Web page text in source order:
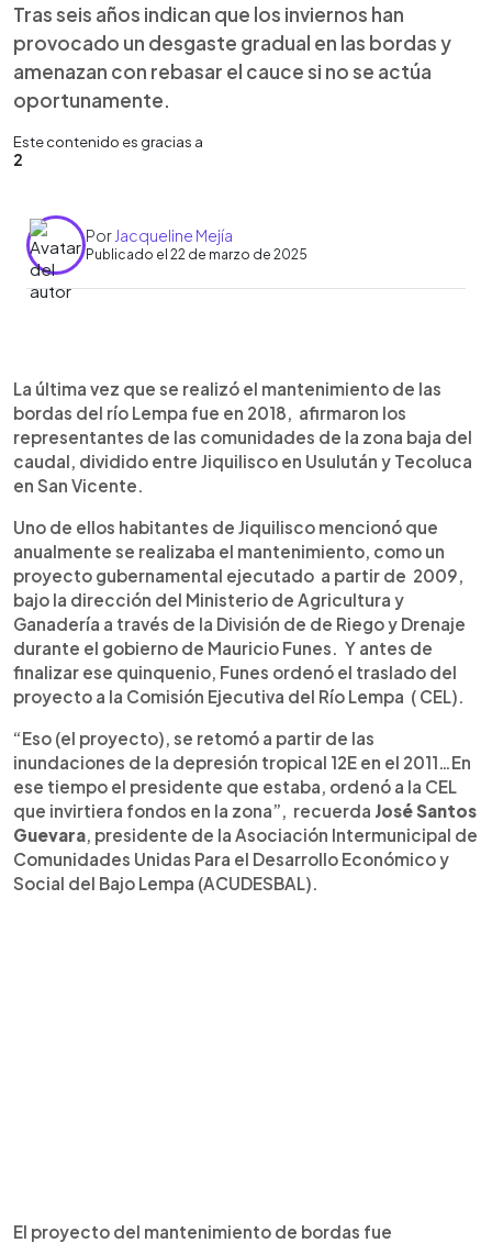
Tras seis años indican que los inviernos han
provocado un desgaste gradual en las bordas y
amenazan con rebasar el cauce si no se actúa
oportunamente.
Este contenido es gracias a
2
Por Jacqueline Mejía
Publicado el 22 de marzo de 2025
Escuchar artículo
La última vez que se realizó el mantenimiento de las
bordas del río Lempa fue en 2018, afirmaron los
representantes de las comunidades de la zona baja del
caudal, dividido entre Jiquilisco en Usulután y Tecoluca
en San Vicente.
Uno de ellos habitantes de Jiquilisco mencionó que
anualmente se realizaba el mantenimiento, como un
proyecto gubernamental ejecutado a partir de 2009,
bajo la dirección del Ministerio de Agricultura y
Ganadería a través de la División de de Riego y Drenaje
durante el gobierno de Mauricio Funes. Y antes de
finalizar ese quinquenio, Funes ordenó el traslado del
proyecto a la Comisión Ejecutiva del Río Lempa ( CEL).
“Eso (el proyecto), se retomó a partir de las
inundaciones de la depresión tropical 12E en el 2011…En
ese tiempo el presidente que estaba, ordenó a la CEL
que invirtiera fondos en la zona”, recuerda José Santos
Guevara , presidente de la Asociación Intermunicipal de
Comunidades Unidas Para el Desarrollo Económico y
Social del Bajo Lempa (ACUDESBAL).
El proyecto del mantenimiento de bordas fue